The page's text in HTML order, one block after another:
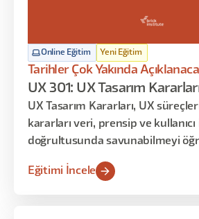
Online Eğitim Yeni Eğitim
Tarihler Çok Yakında
UX 301: UX Tasarım
UX Tasarım Kararları, UX
kararları veri, prensip ve kullanıcı
doğrultusunda savunabilmeyi
üretmeyi değil, alınan kararların
Eğitimi İncele